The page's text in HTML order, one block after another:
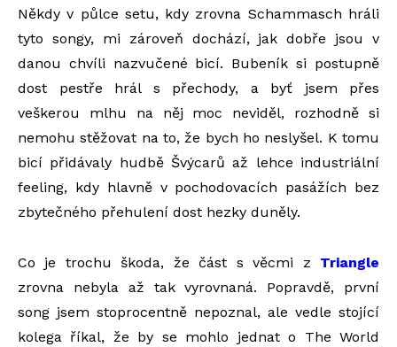
Někdy v půlce setu, kdy zrovna Schammasch hráli
tyto songy, mi zároveň dochází, jak dobře jsou v
danou chvíli nazvučené bicí. Bubeník si postupně
dost pestře hrál s přechody, a byť jsem přes
veškerou mlhu na něj moc neviděl, rozhodně si
nemohu stěžovat na to, že bych ho neslyšel. K tomu
bicí přidávaly hudbě Švýcarů až lehce industriální
feeling, kdy hlavně v pochodovacích pasážích bez
zbytečného přehulení dost hezky duněly.
Co je trochu škoda, že část s věcmi z Triangle
zrovna nebyla až tak vyrovnaná. Popravdě, první
song jsem stoprocentně nepoznal, ale vedle stojící
kolega říkal, že by se mohlo jednat o The World